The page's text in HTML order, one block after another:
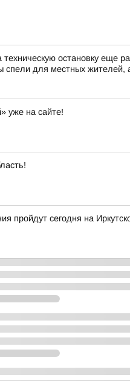
остановку еще
спели для местных жителей,
уже на сайте!
пройдут сегодня на